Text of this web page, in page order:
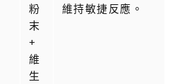
粉
末
+
維
生
維持敏捷反應。